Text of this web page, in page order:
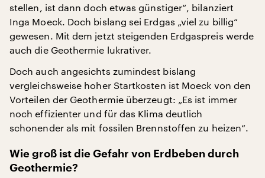
stellen, ist dann doch etwas günstiger“, bilanziert
Inga Moeck. Doch bislang sei Erdgas „viel zu billig“
gewesen. Mit dem jetzt steigenden Erdgaspreis werde
auch die Geothermie lukrativer.
Doch auch angesichts zumindest bislang
vergleichsweise hoher Startkosten ist Moeck von den
Vorteilen der Geothermie überzeugt: „Es ist immer
noch effizienter und für das Klima deutlich
schonender als mit fossilen Brennstoffen zu heizen“.
Wie groß ist die Gefahr von Erdbeben durch
Geothermie?